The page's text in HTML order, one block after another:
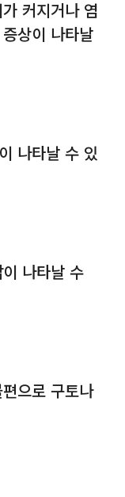
커지거나 염
상이 나타날
나타날 수 있
나타날 수
으로 구토나